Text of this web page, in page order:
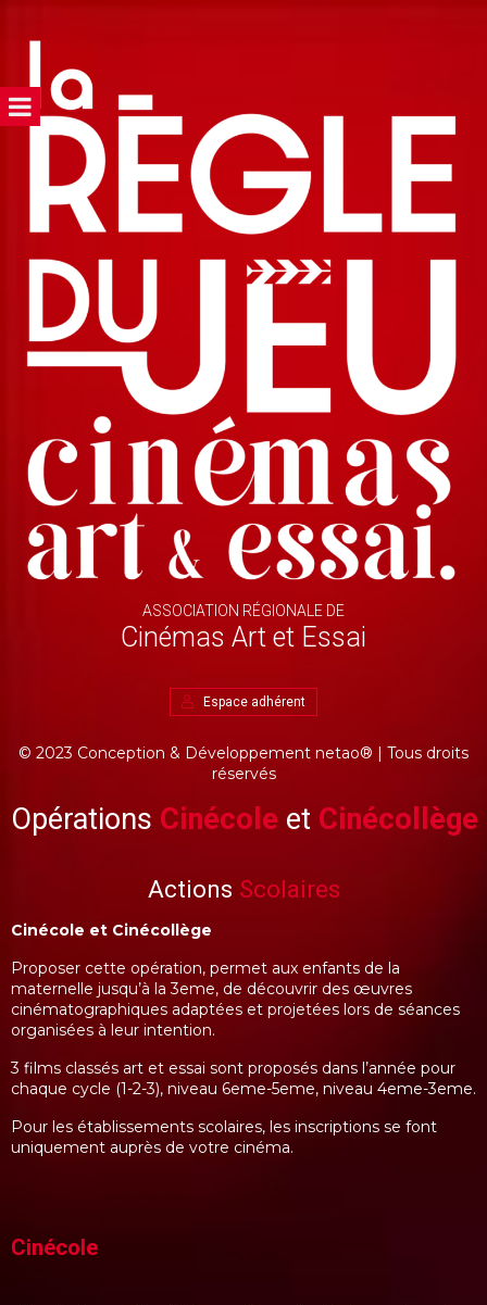
ASSOCIATION RÉGIONALE DE
Cinémas Art et Essai
Espace adhérent
© 2023 Conception & Développement netao® | Tous droits
réservés
Opérations Cinécole et Cinécollège
Actions Scolaires
Cinécole et Cinécollège
Proposer cette opération, permet aux enfants de la
maternelle jusqu’à la 3eme, de découvrir des œuvres
cinématographiques adaptées et projetées lors de séances
organisées à leur intention.
3 films classés art et essai sont proposés dans l’année pour
chaque cycle (1-2-3), niveau 6eme-5eme, niveau 4eme-3eme.
Pour les établissements scolaires, les inscriptions se font
uniquement auprès de votre cinéma.
Cinécole